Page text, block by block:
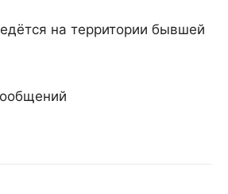
на территории бывшей